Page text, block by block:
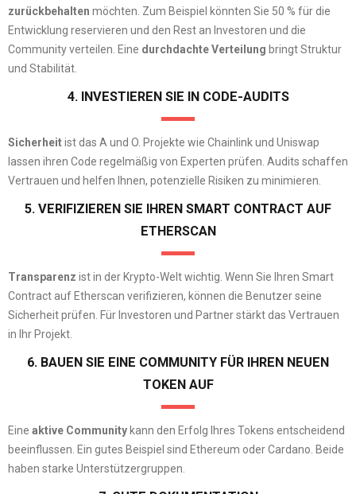
zurückbehalten möchten. Zum Beispiel könnten Sie 50 % für die
Entwicklung reservieren und den Rest an Investoren und die
Community verteilen. Eine durchdachte Verteilung bringt Struktur
und Stabilität.
4. INVESTIEREN SIE IN CODE-AUDITS
Sicherheitist das A und O. Projekte wie Chainlink und Uniswap
lassen ihren Code regelmäßig von Experten prüfen. Audits schaffen
Vertrauen und helfen Ihnen, potenzielle Risiken zu minimieren.
5. VERIFIZIEREN SIE IHREN SMART CONTRACT AUF
ETHERSCAN
Transparenz ist in der Krypto-Welt wichtig. Wenn Sie Ihren Smart
Contract auf Etherscan verifizieren, können die Benutzer seine
Sicherheit prüfen. Für Investoren und Partner stärkt das Vertrauen
in Ihr Projekt.
6. BAUEN SIE EINE COMMUNITY FÜR IHREN NEUEN
TOKEN AUF
Eine aktive Community kann den Erfolg Ihres Tokens entscheidend
beeinflussen. Ein gutes Beispiel sind Ethereum oder Cardano. Beide
haben starke Unterstützergruppen.